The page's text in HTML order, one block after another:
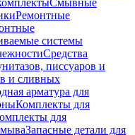
Смывные
Ремонтные
системы
Средства
писсуаров и
и сливных
арматура для
Комплекты для
для
Запасные детали для